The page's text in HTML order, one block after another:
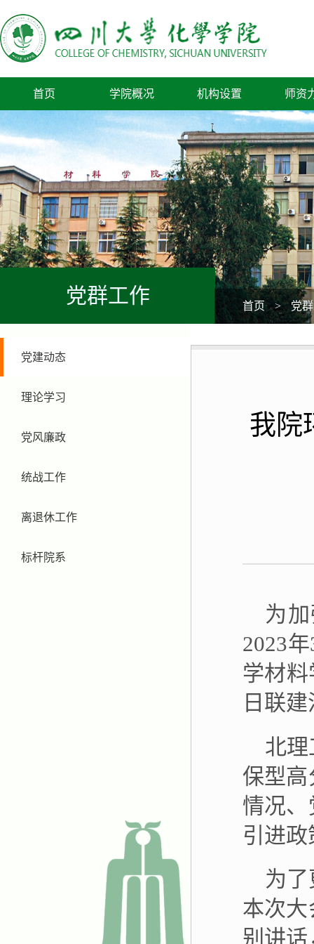
首页 学院概况 机构设置 师资
党群工作 首页 > 党
党建动态
理论学习
党风廉政
统战工作
离退休工作
标杆院系
我院
为
2023年
学材
日联
北
保型高
情况
引进
为
本次
别讲